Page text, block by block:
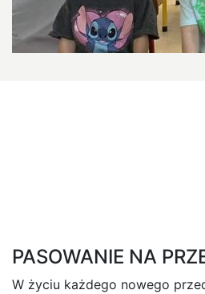
PASOWANIE NA
W życiu każdego nowego